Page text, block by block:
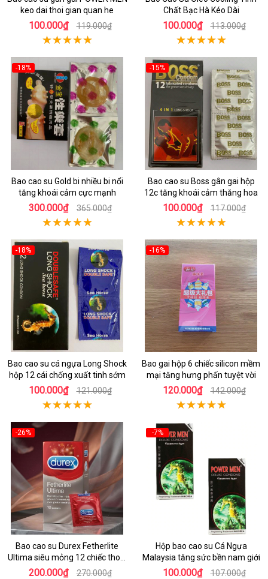
keo dai thoi gian quan he
100.000₫ 119.000₫
Chất Bạc Hà Kéo Dài
100.000₫ 113.000₫
-18%
Bao cao su Gold bi nhiều bi nổi
tăng khoái cảm cực mạnh
300.000₫ 365.000₫
-15%
Bao cao su Boss gân gai hộp
12c tăng khoái cảm thăng hoa
100.000₫ 117.000₫
-18%
Bao cao su cá ngựa Long Shock
hộp 12 cái chống xuất tinh sớm
100.000₫ 121.000₫
-16%
Bao gai hộp 6 chiếc silicon mềm
mại tăng hưng phấn tuyệt vời
120.000₫ 142.000₫
-26%
Bao cao su Durex Fetherlite
Ultima siêu mỏng 12 chiếc thoải
mái dễ chịu
200.000₫ 270.000₫
-7%
Hộp bao cao su Cá Ngựa
Malaysia tăng sức bền nam giới
100.000₫ 107.000₫